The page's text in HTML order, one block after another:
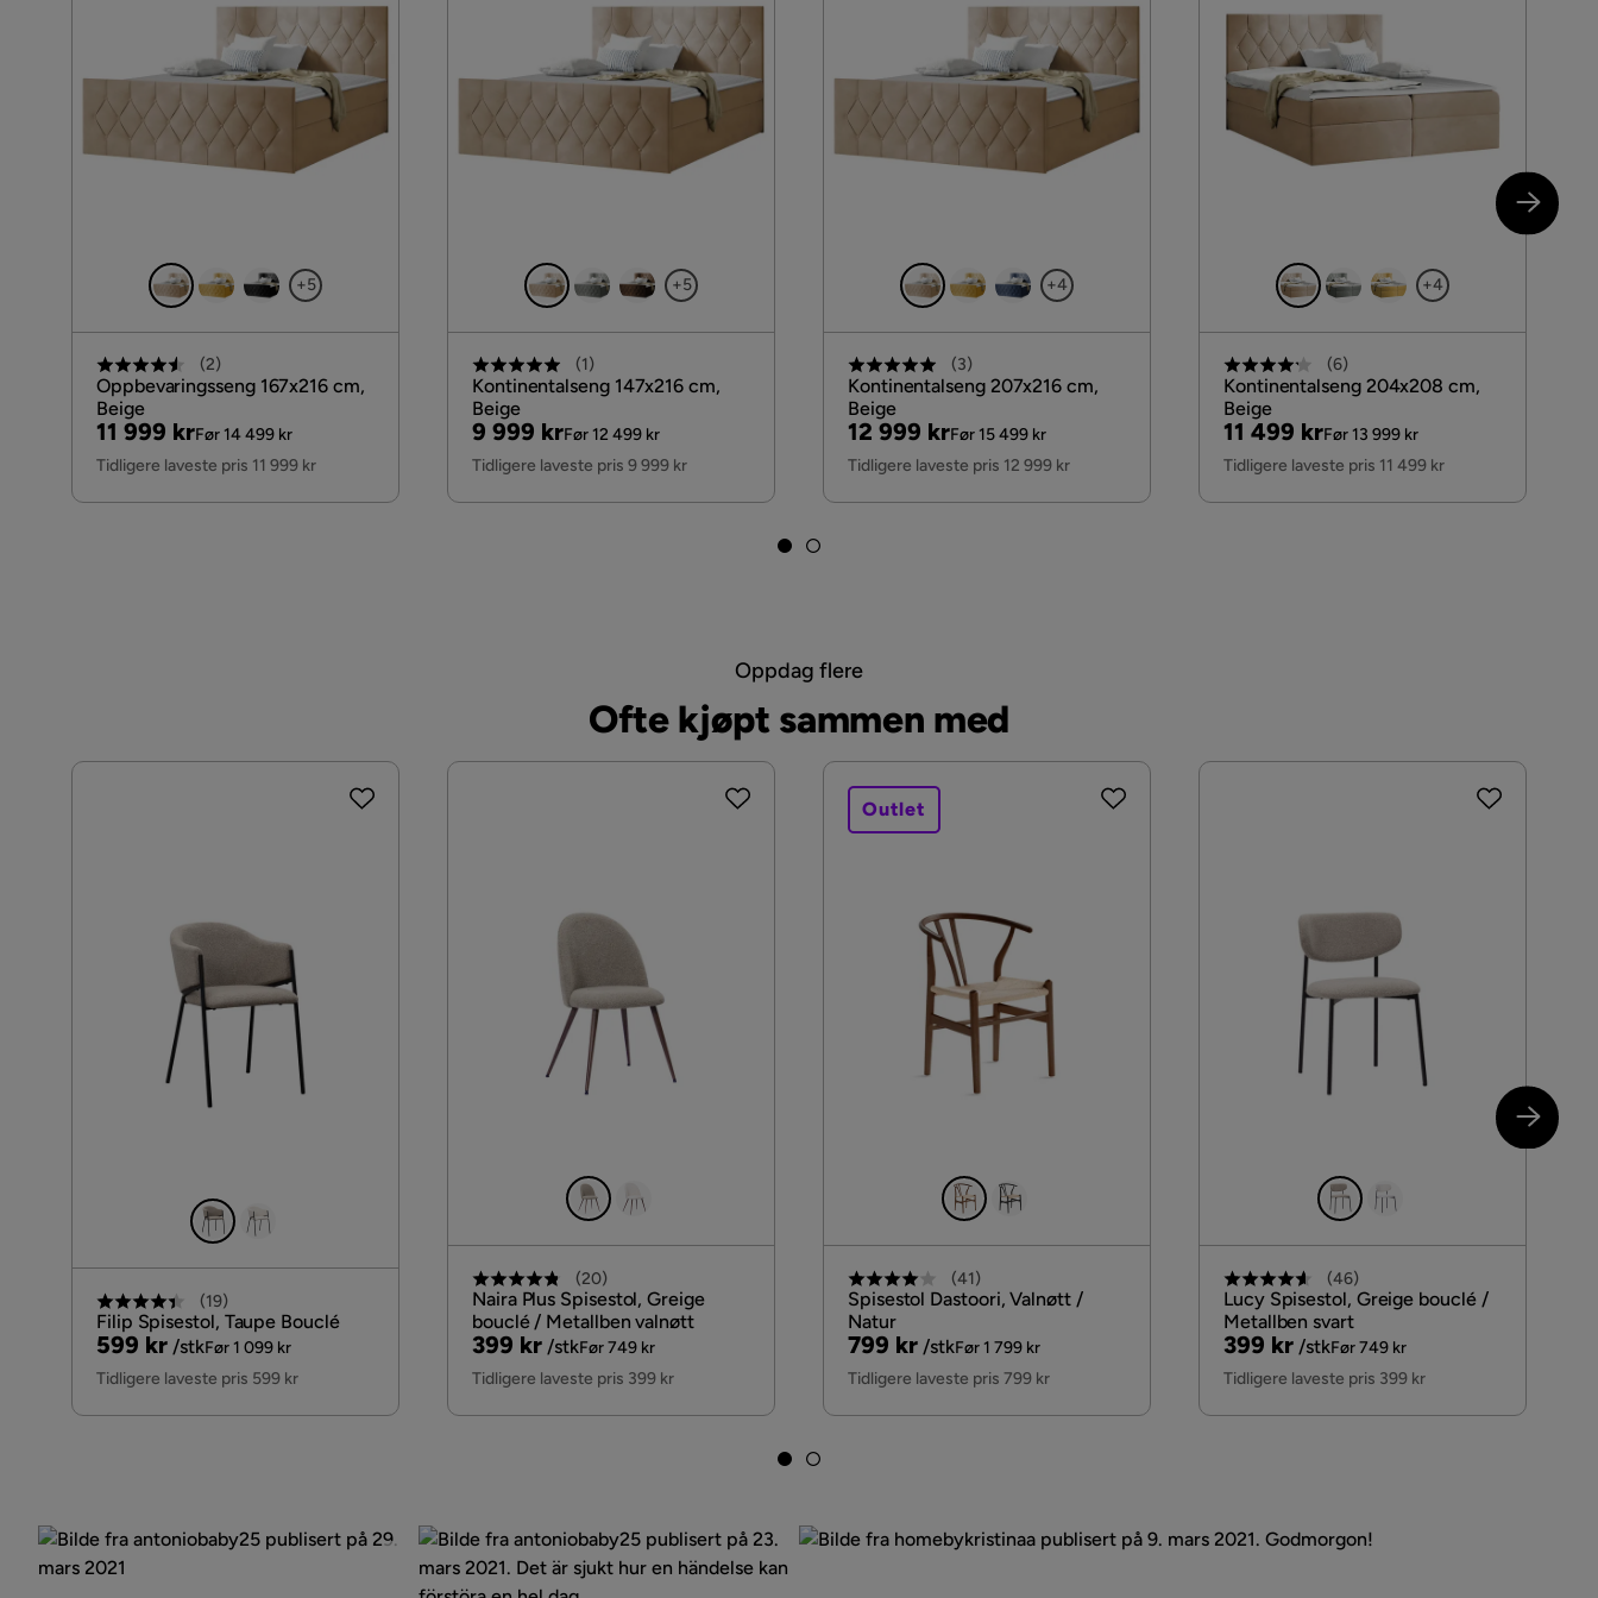
Sengegavl Med hodegjerde
Stoffnavn Faza 3 Inngår
Materiale overmadrass Skum
+5
(2)
Oppbevaringsseng 167x216 cm,
Beige
Pris
11 999 kr
Original
Pris
Før 14 499 kr
Tidligere laveste pris 11 999 kr
+5
(1)
Kontinentalseng 147x216 cm,
Beige
Pris
9 999 kr
Original
Pris
Før 12 499 kr
Tidligere laveste pris 9 999 kr
+4
(3)
Kontinentalseng 207x216 cm,
Beige
Pris
12 999 kr
Original
Pris
Før 15 499 kr
Tidligere laveste pris 12 999 kr
+4
(6)
Kontinentalseng 204x208 cm,
Beige
Pris
11 499 kr
Original
Pris
Før 13 999 kr
Tidligere laveste pris 11 499 kr
Oppdag flere
Ofte kjøpt sammen med
(19)
Filip Spisestol, Taupe Bouclé
Pris
599 kr /stk
Original
Pris
Før 1 099 kr
Tidligere laveste pris 599 kr
(20)
Naira Plus Spisestol, Greige
bouclé / Metallben valnøtt
Pris
399 kr /stk
Original
Pris
Før 749 kr
Tidligere laveste pris 399 kr
(41)
Spisestol Dastoori, Valnøtt /
Natur
Pris
799 kr /stk
Original
Pris
Før 1 799 kr
Tidligere laveste pris 799 kr
Outlet
(46)
Lucy Spisestol, Greige bouclé /
Metallben svart
Pris
399 kr /stk
Original
Pris
Før 749 kr
Tidligere laveste pris 399 kr